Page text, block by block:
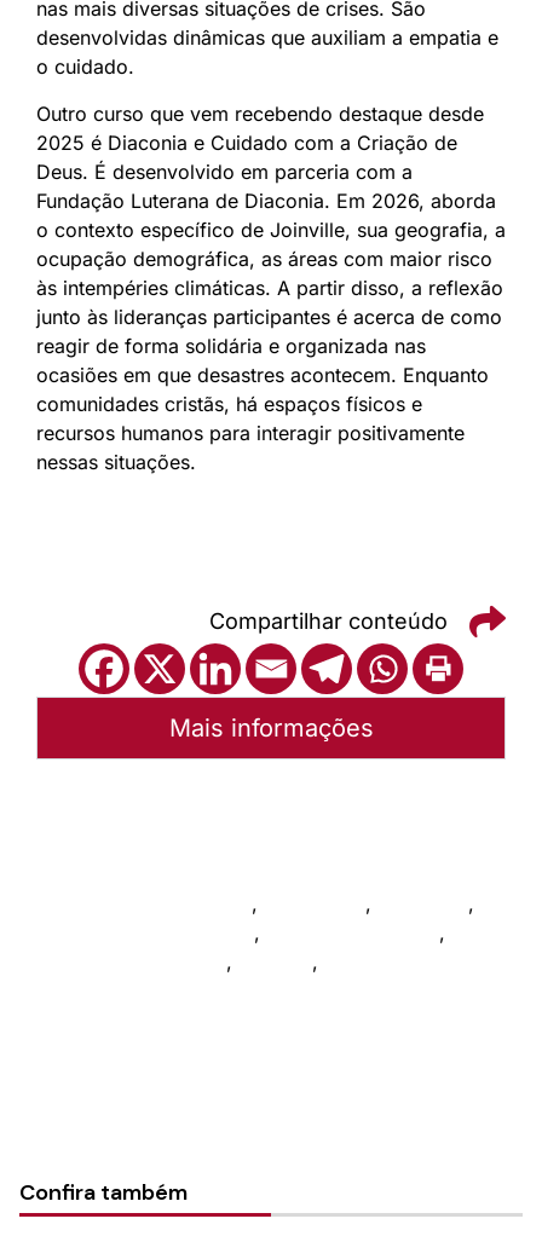
nas mais diversas situações de crises. São
desenvolvidas dinâmicas que auxiliam a empatia e
o cuidado.
Outro curso que vem recebendo destaque desde
2025 é Diaconia e Cuidado com a Criação de
Deus. É desenvolvido em parceria com a
Fundação Luterana de Diaconia. Em 2026, aborda
o contexto específico de Joinville, sua geografia, a
ocupação demográfica, as áreas com maior risco
às intempéries climáticas. A partir disso, a reflexão
junto às lideranças participantes é acerca de como
reagir de forma solidária e organizada nas
ocasiões em que desastres acontecem. Enquanto
comunidades cristãs, há espaços físicos e
recursos humanos para interagir positivamente
nessas situações.
Compartilhar conteúdo
Mais informações
, ,
,
,
,
,
,
Confira também